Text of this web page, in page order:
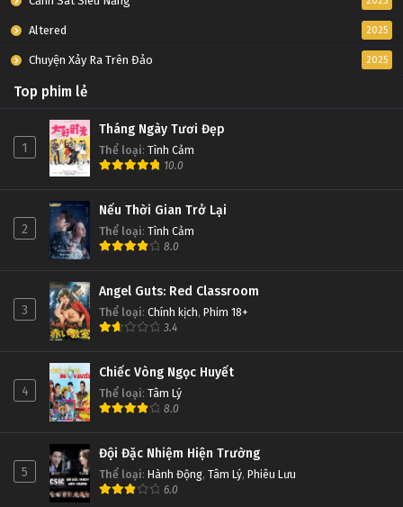
Altered 2025
Chuyện Xảy Ra Trên Đảo 2025
Top phim lẻ
1
Tháng Ngày Tươi Đẹp
Thể loại: Tình Cảm
10.0
2
Nếu Thời Gian Trở Lại
Thể loại: Tình Cảm
8.0
3
Angel Guts: Red Classroom
Thể loại: Chính kịch, Phim 18+
3.4
4
Chiếc Vòng Ngọc Huyết
Thể loại: Tâm Lý
8.0
5
Đội Đặc Nhiệm Hiện Trường
Thể loại: Hành Động, Tâm Lý, Phiêu Lưu
6.0